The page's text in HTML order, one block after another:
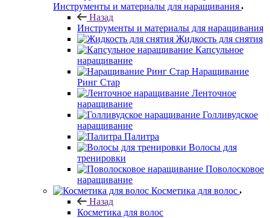
Инструменты и материалы для наращивания
Назад
Инструменты и материалы для наращивания
Жидкость для снятия
Капсульное
наращивание
Наращивание
Ринг Стар
Ленточное
наращивание
Голливудское
наращивание
Палитра
Волосы для
тренировки
Поволосковое
наращивание
Косметика для волос
Назад
Косметика для волос